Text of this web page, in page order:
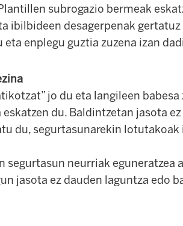
subrogazio bermeak
ibilbideen desagerpenak gertatuz
enplegu guztia zuzena izan
jo du eta langileen
du. Baldintzetan jasota
du, segurtasunarekin lotutakoak
segurtasun neurriak eguneratzea
jasota ez dauden laguntza edo